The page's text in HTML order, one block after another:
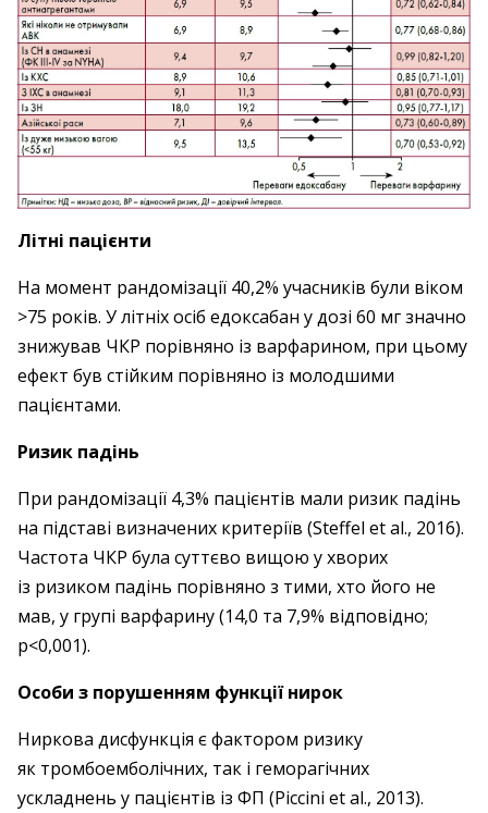
Літні пацієнти
На момент рандомізації 40,2% учасників були віком
>75 років. У літніх осіб едоксабан у дозі 60 мг значно
знижував ЧКР порівняно із варфарином, при цьому
ефект був стійким порівняно із молодшими
пацієнтами.
Ризик падінь
При рандомізації 4,3% пацієнтів мали ризик падінь
на підставі визначених критеріїв (Steffel et al., 2016).
Частота ЧКР була суттєво вищою у хворих
із ризиком падінь порівняно з тими, хто його не
мав, у групі варфарину (14,0 та 7,9% ­відповідно;
р<0,001).
Особи з порушенням функції нирок
Ниркова дисфункція є фактором ризику
як тромбоемболічних, так і геморагічних
ускладнень у пацієнтів із ФП (Piccini et al., 2013).